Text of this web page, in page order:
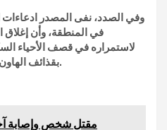
وفي الصدد، نفى المصدر
في المنطقة، وأن إغلاق
لاستمراره في قصف الأحياء
بقذائف.
مقتل شخص وإصابة